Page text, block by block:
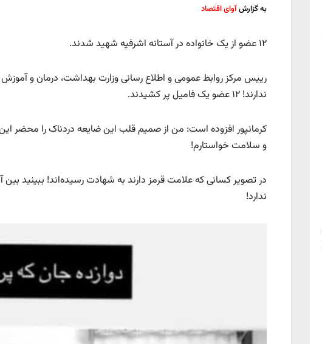
به گزارش آوای اقتصاد
۱۲ عضو از یک خانواده در آستانه اشرفیه شهید شدند.
رییس مرکز روابط عمومی و اطلاع رسانی وزارت بهداشت، درمان و
ندارند! ۱۲ عضو یک فامیل پر کشیدند.
کرمانپور افزوده است: من از صمیم قلب این ضایعه دردناک را محضر
و سلامت خواستارم!
در تصویر کسانی که علامت قرمز دارند به شهادت رسیده‌اند! ببینید
ندارد!